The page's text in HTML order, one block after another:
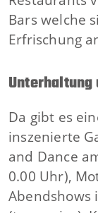
Bars welche
Erfrischung
Da gibt es
inszenierte
and Dance
0.00 Uhr),
Abendshows